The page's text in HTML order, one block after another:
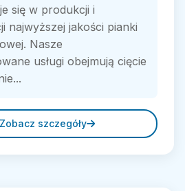
się w produkcji i
najwyższej jakości pianki
Nasze
usługi obejmują cięcie
Zobacz szczegóły